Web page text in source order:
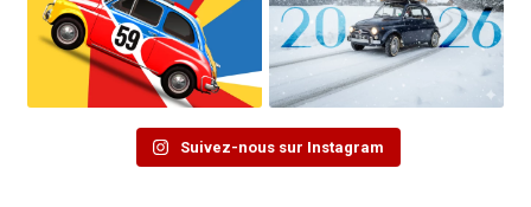
Suivez-nous sur Instagram